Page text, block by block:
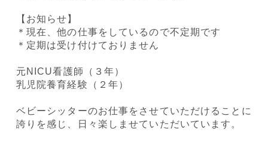
【お知らせ】
＊現在、他の仕事をしているので不定期です
＊定期は受け付けておりません
元NICU看護師（３年）
乳児院養育経験（２年）
ベビーシッターのお仕事をさせていただけることに
誇りを感じ、日々楽しませていただいています。